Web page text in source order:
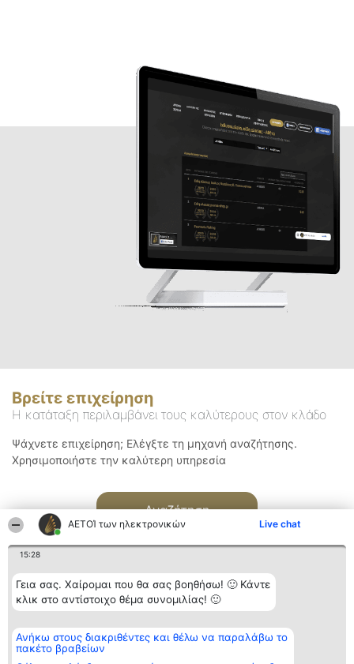
ΑΕΤΟΊ των ηλεκτρονικών Live chat
15:28
Γεια σας. Χαίρομαι που θα σας βοηθήσω! 🙂 Κάντε
κλικ στο αντίστοιχο θέμα συνομιλίας! 🙂
Ανήκω στους διακριθέντες και θέλω να παραλάβω το
πακέτο βραβείων
Βρείτε επιχείρηση
Η κατάταξη περιλαμβάνει τους καλύτερους στον κλάδο
Ψάχνετε επιχείρηση; Ελέγξτε τη μηχανή αναζήτησης.
Χρησιμοποιήστε την καλύτερη υπηρεσία
Αναζήτηση
Διοργανωτής της
κατάταξης
BEAUTIFUL COMPANY
Κατάταξη
Διακριθέντες
των
Επικοινωνία
Επικοινωνία